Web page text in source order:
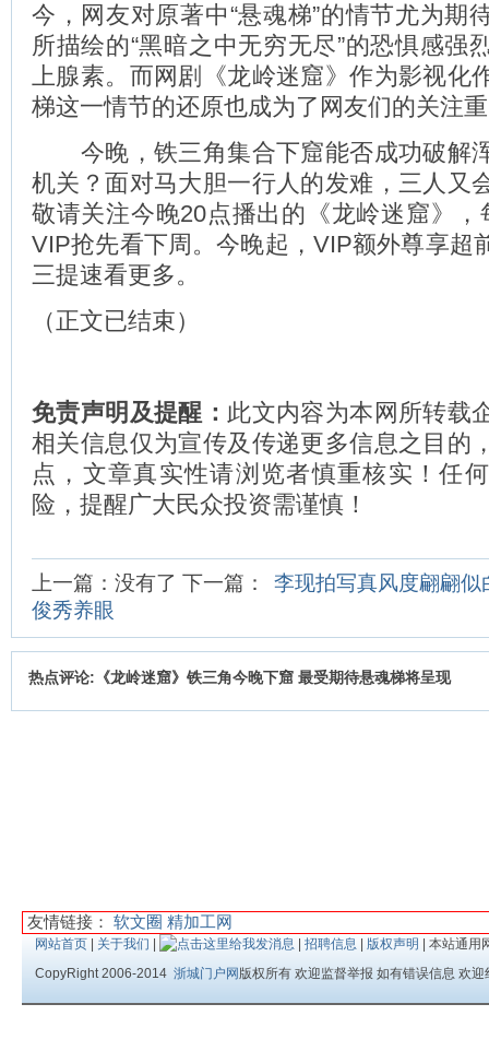
今，网友对原著中“悬魂梯”的情节尤为期
所描绘的“黑暗之中无穷无尽”的恐惧感强
上腺素。而网剧《龙岭迷窟》作为影视化
梯这一情节的还原也成为了网友们的关注
今晚，铁三角集合下窟能否成功破解
机关？面对马大胆一行人的发难，三人又
敬请关注今晚20点播出的《龙岭迷窟》，
VIP抢先看下周。今晚起，VIP额外尊享超
三提速看更多。
（正文已结束）
免责声明及提醒： 此文内容为本网所转载
相关信息仅为宣传及传递更多信息之目的
点，文章真实性请浏览者慎重核实！任
险，提醒广大民众投资需谨慎！
上一篇：没有了 下一篇：
李现拍写真风度翩翩似
俊秀养眼
热点评论:《龙岭迷窟》铁三角今晚下窟 最受期待悬魂梯将呈现
友情链接： 软文圈 精加工网
网站首页 关于我们 招聘信息 版权声明
| 本站通用
CopyRight 2006-2014 浙城门户网 版权所有 欢迎监督举报 如有错误信息 欢迎